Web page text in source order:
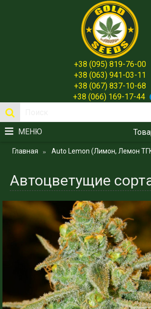
+38 (095) 819-76-00
+38 (063) 941-03-11
+38 (067) 837-10-68
+38 (066) 169-17-44
МЕНЮ
Главная Auto Lemon (Лимон, Лемон